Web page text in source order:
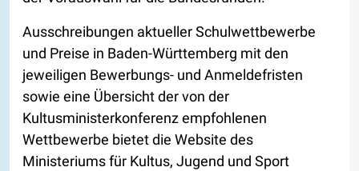
Ausschreibungen aktueller Schulwettbewerbe
und Preise in Baden-Württemberg mit den
jeweiligen Bewerbungs- und Anmeldefristen
sowie eine Übersicht der von der
Kultusministerkonferenz empfohlenen
Wettbewerbe bietet die Website des
Ministeriums für Kultus, Jugend und Sport